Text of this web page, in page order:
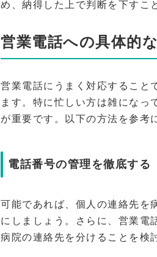
め、納得した上で判断を下すこ
営業電話への具体的
営業電話にうまく対応すること
ます。特に忙しい方は雑になっ
が重要です。以下の方法を参考
電話番号の管理を徹底する
可能であれば、個人の連絡先を
にしましょう。さらに、営業電
病院の連絡先を分けることを検